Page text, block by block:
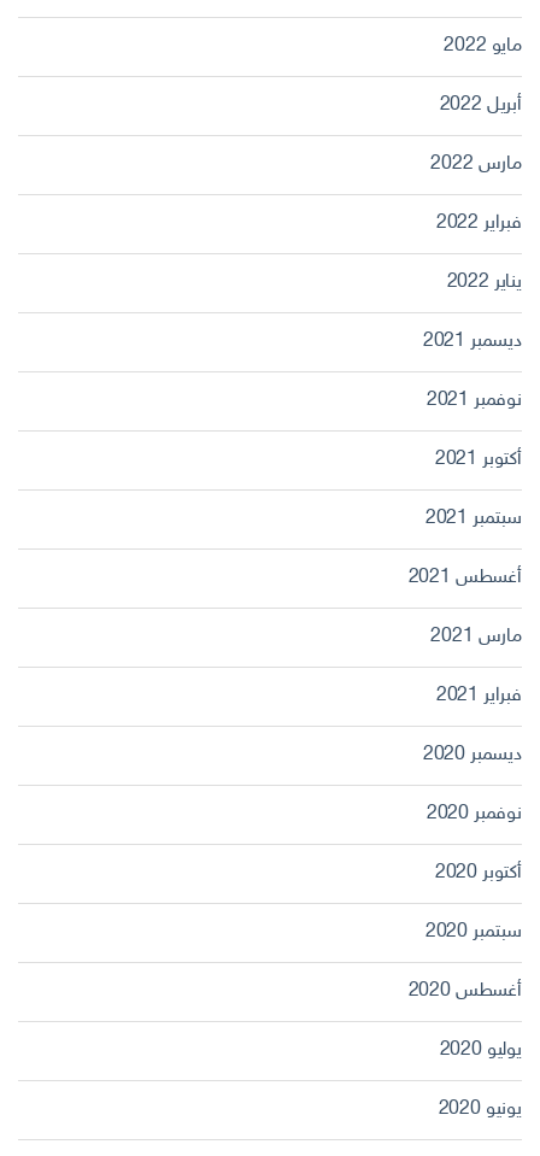
مايو 2022
أبريل 2022
مارس 2022
فبراير 2022
يناير 2022
ديسمبر 2021
نوفمبر 2021
أكتوبر 2021
سبتمبر 2021
أغسطس 2021
مارس 2021
فبراير 2021
ديسمبر 2020
نوفمبر 2020
أكتوبر 2020
سبتمبر 2020
أغسطس 2020
يوليو 2020
يونيو 2020